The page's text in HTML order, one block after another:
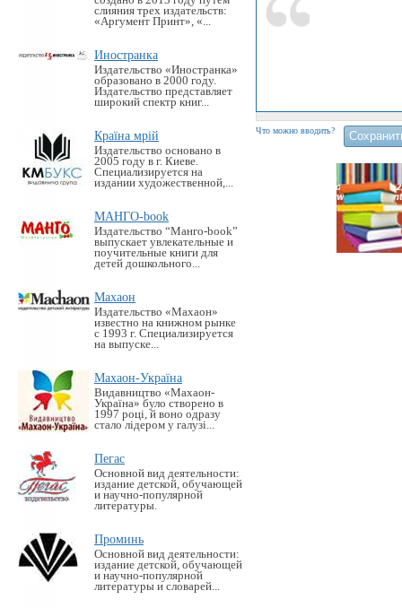
слияния трех издательств:
«Аргумент Принт», «...
Иностранка
Издательство «Иностранка»
образовано в 2000 году.
Издательство представляет
широкий спектр книг...
Країна мрій
Издательство основано в
2005 году в г. Киеве.
Специализируется на
издании художественной,...
МАНГО-book
Издательство “Манго-book”
выпускает увлекательные и
поучительные книги для
детей дошкольного...
Махаон
Издательство «Махаон»
известно на книжном рынке
с 1993 г. Специализируется
на выпуске...
Махаон-Україна
Видавництво «Махаон-
Україна» було створено в
1997 році, й воно одразу
стало лідером у галузі...
Пегас
Основной вид деятельности:
издание детской, обучающей
и научно-популярной
литературы.
Проминь
Основной вид деятельности:
издание детской, обучающей
и научно-популярной
литературы и словарей...
Что можно вводить?